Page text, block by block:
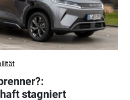
stagniert